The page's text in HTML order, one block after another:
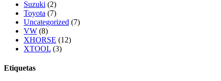
Suzuki (2)
Toyota (7)
Uncategorized (7)
VW (8)
XHORSE (12)
XTOOL (3)
Etiquetas